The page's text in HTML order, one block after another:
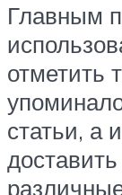
Главным
отметить
статьи, а